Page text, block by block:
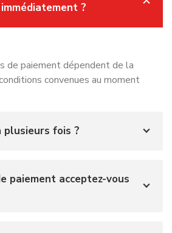
?
de paiement dépendent de la
convenues au moment
plusieurs fois ?
paiement acceptez-vous